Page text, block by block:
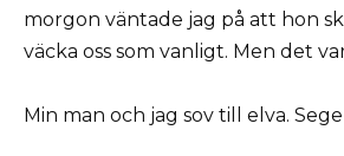
morgon väntade jag på att hon
väcka oss som vanligt. Men det
Min man och jag sov till elva.